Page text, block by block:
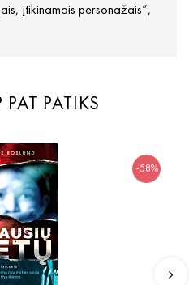
įtikinamais personažais“,
PATIKS
-58%